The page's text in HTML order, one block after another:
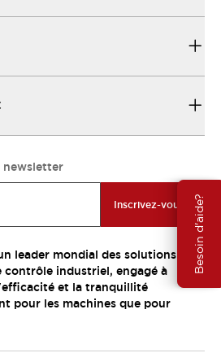
Besoin d'aide?
newsletter
Inscrivez-vous
leader mondial des solutions
industriel, engagé à
et la tranquillité
pour les machines que pour